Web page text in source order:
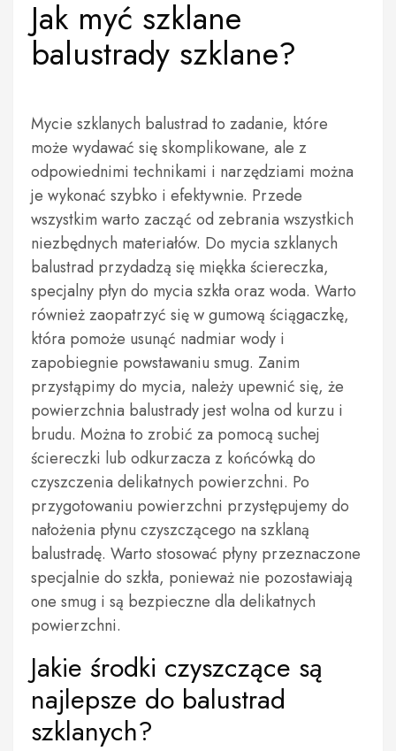
Jak myć szklane
balustrady szklane?
Mycie szklanych balustrad to zadanie, które
może wydawać się skomplikowane, ale z
odpowiednimi technikami i narzędziami można
je wykonać szybko i efektywnie. Przede
wszystkim warto zacząć od zebrania wszystkich
niezbędnych materiałów. Do mycia szklanych
balustrad przydadzą się miękka ściereczka,
specjalny płyn do mycia szkła oraz woda. Warto
również zaopatrzyć się w gumową ściągaczkę,
która pomoże usunąć nadmiar wody i
zapobiegnie powstawaniu smug. Zanim
przystąpimy do mycia, należy upewnić się, że
powierzchnia balustrady jest wolna od kurzu i
brudu. Można to zrobić za pomocą suchej
ściereczki lub odkurzacza z końcówką do
czyszczenia delikatnych powierzchni. Po
przygotowaniu powierzchni przystępujemy do
nałożenia płynu czyszczącego na szklaną
balustradę. Warto stosować płyny przeznaczone
specjalnie do szkła, ponieważ nie pozostawiają
one smug i są bezpieczne dla delikatnych
powierzchni.
Jakie środki czyszczące są
najlepsze do balustrad
szklanych?